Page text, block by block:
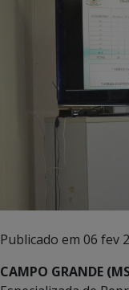
Publicado em 06 fev
CAMPO GRANDE